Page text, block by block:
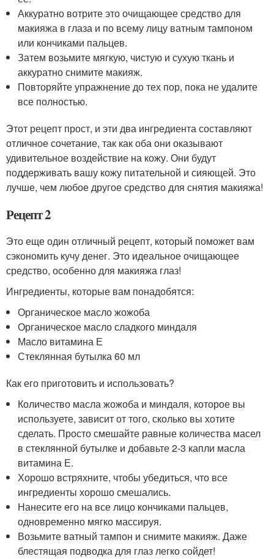
Аккуратно вотрите это очищающее средство для
макияжа в глаза и по всему лицу ватным тампоном
или кончиками пальцев.
Затем возьмите мягкую, чистую и сухую ткань и
аккуратно снимите макияж.
Повторяйте упражнение до тех пор, пока не удалите
все полностью.
Этот рецепт прост, и эти два ингредиента составляют
отличное сочетание, так как оба они оказывают
удивительное воздействие на кожу. Они будут
поддерживать вашу кожу питательной и сияющей. Это
лучше, чем любое другое средство для снятия макияжа!
Рецепт 2
Это еще один отличный рецепт, который поможет вам
сэкономить кучу денег. Это идеальное очищающее
средство, особенно для макияжа глаз!
Ингредиенты, которые вам понадобятся:
Органическое масло жожоба
Органическое масло сладкого миндаля
Масло витамина Е
Стеклянная бутылка 60 мл
Как его приготовить и использовать?
Количество масла жожоба и миндаля, которое вы
используете, зависит от того, сколько вы хотите
сделать. Просто смешайте равные количества масел
в стеклянной бутылке и добавьте 2-3 капли масла
витамина Е.
Хорошо встряхните, чтобы убедиться, что все
ингредиенты хорошо смешались.
Нанесите его на все лицо кончиками пальцев,
одновременно мягко массируя.
Возьмите ватный тампон и снимите макияж. Даже
блестящая подводка для глаз легко сойдет!